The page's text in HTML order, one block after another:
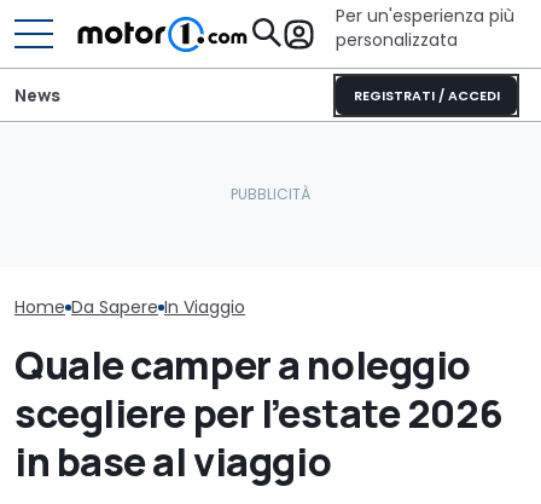
Per un'esperienza più
personalizzata
REGISTRATI / ACCEDI
News
Home Da Sapere In Viaggio
Quale camper a noleggio
scegliere per l’estate 2026
in base al viaggio